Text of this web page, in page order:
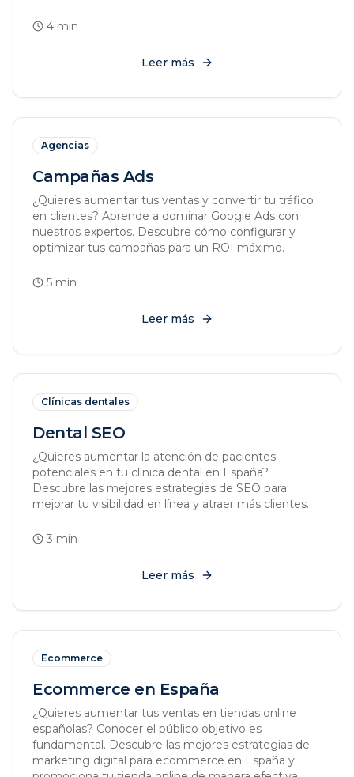
4 min
Leer más
Agencias
Campañas Ads
¿Quieres aumentar tus ventas y convertir tu tráfico
en clientes? Aprende a dominar Google Ads con
nuestros expertos. Descubre cómo configurar y
optimizar tus campañas para un ROI máximo.
5 min
Leer más
Clínicas dentales
Dental SEO
¿Quieres aumentar la atención de pacientes
potenciales en tu clínica dental en España?
Descubre las mejores estrategias de SEO para
mejorar tu visibilidad en línea y atraer más clientes.
3 min
Leer más
Ecommerce
Ecommerce en España
¿Quieres aumentar tus ventas en tiendas online
españolas? Conocer el público objetivo es
fundamental. Descubre las mejores estrategias de
marketing digital para ecommerce en España y